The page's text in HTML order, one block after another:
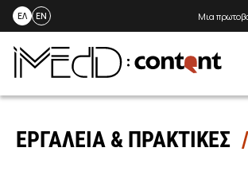
Skip
content
ΕΛ EN Μια
ΕΡΓΑΛΕΙΑ & ΠΡΑΚΤΙΚΕΣ